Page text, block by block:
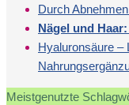
Durch
Nägel und
Hyaluronsäure –
Meistgenutzte